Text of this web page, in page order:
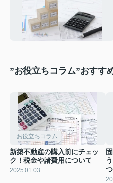
”お役立ちコラム”おすす
お役立ちコラム
新築不動産の購入前にチェッ
ク！税金や諸費用について
2025.01.03